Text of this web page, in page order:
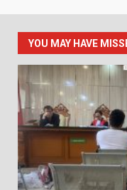
YOU MAY HAVE